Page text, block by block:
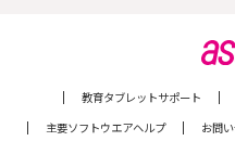
教育タブレットサポート
主要ソフトウエアヘルプ
お問